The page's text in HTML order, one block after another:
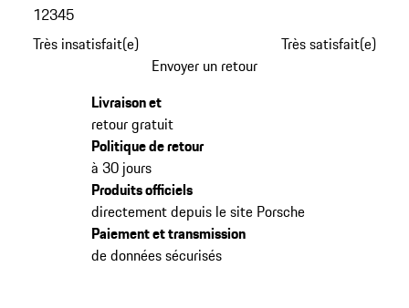
Très insatisfait(e)
12345
Très satisfait(e)
Envoyer un retour
Livraison et
retour gratuit
Politique de retour
à 30 jours
Produits officiels
directement depuis le site Porsche
Paiement et transmission
de données sécurisés